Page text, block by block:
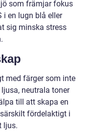
som främjar fokus
i en lugn blå eller
sig minska stress
med färger som inte
neutrala toner
till att skapa en
fördelaktigt i
ljus.